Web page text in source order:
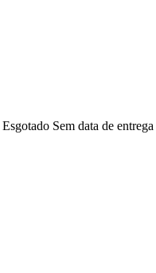
Esgotado Sem data de entrega